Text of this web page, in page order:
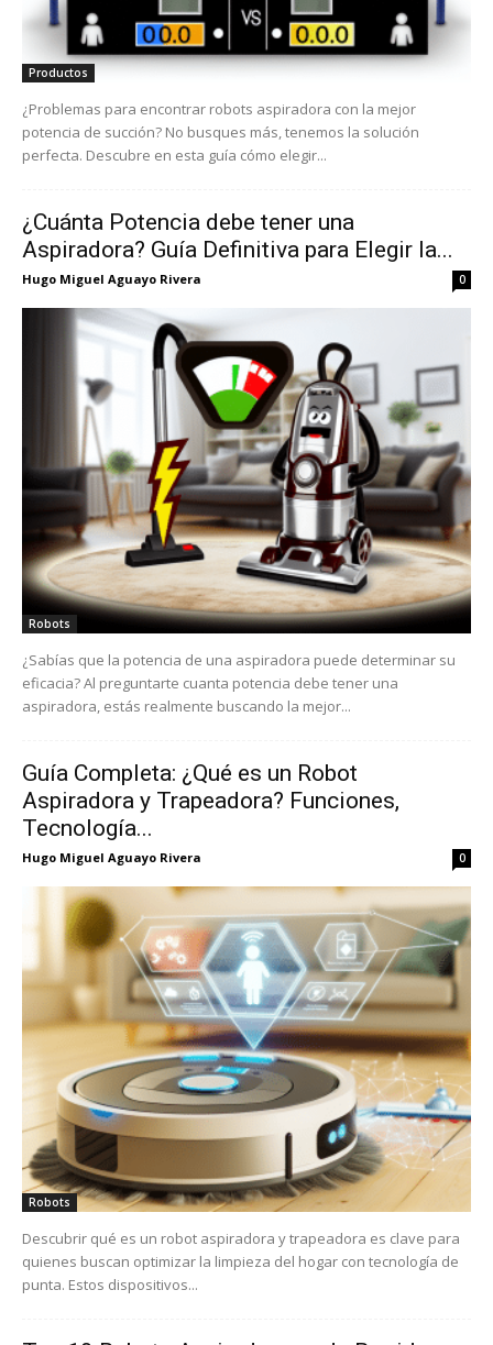
Productos
¿Problemas para encontrar robots aspiradora con la mejor
potencia de succión? No busques más, tenemos la solución
perfecta. Descubre en esta guía cómo elegir...
¿Cuánta Potencia debe tener una
Aspiradora? Guía Definitiva para Elegir la...
Hugo Miguel Aguayo Rivera 0
Robots
¿Sabías que la potencia de una aspiradora puede determinar su
eficacia? Al preguntarte cuanta potencia debe tener una
aspiradora, estás realmente buscando la mejor...
Guía Completa: ¿Qué es un Robot
Aspiradora y Trapeadora? Funciones,
Tecnología...
Hugo Miguel Aguayo Rivera 0
Robots
Descubrir qué es un robot aspiradora y trapeadora es clave para
quienes buscan optimizar la limpieza del hogar con tecnología de
punta. Estos dispositivos...